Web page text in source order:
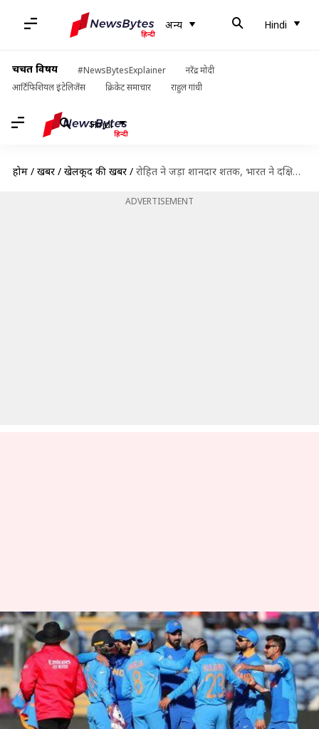
अन्य Hindi
चर्चित विषय #NewsBytesExplainer
नरेंद्र मोदी
आर्टिफिशियल इंटेलिजेंस
क्रिकेट समाचार राहुल गांधी
Hindi
होम / खबरें / खेलकूद की खबरें / रोहित ने जड़ा शानदार शतक, भारत ने दक्षिण अफ्रीका को हराया, जानें मैच के रिकार्ड्स
ADVERTISEMENT
रोहित ने जड़ा शानदार शतक, भारत
ने दक्षिण अफ्रीका को हराया, जानें मैच
के रिकार्ड्स
लेखन Neeraj Pandey Jun 05, 2019 10:57 pm